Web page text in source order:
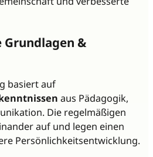
&
basiert auf
aus Pädagogik,
Die regelmäßigen
auf und legen einen
Persönlichkeitsentwicklung.